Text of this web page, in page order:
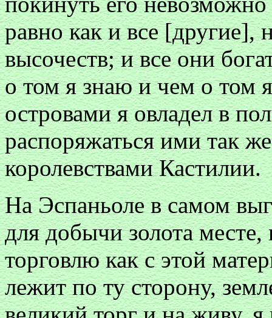
равно как и все [другие],
высочеств; и все они
о том я знаю и чем о том
островами я овладел в
распоряжаться ими так
королевствами Кастилии.
На Эспаньоле в самом
для добычи золота месте,
торговлю как с этой
лежит по ту сторону,